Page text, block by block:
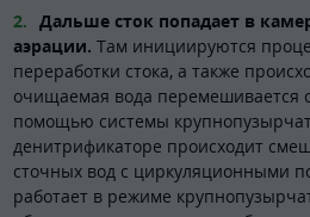
Дальше сток попадает в
аэрации. Там инициируются
переработки стока, а также
очищаемая вода перемешивается
помощью системы
денитрификаторе происходит
сточных вод с циркуляционными
работает в режиме